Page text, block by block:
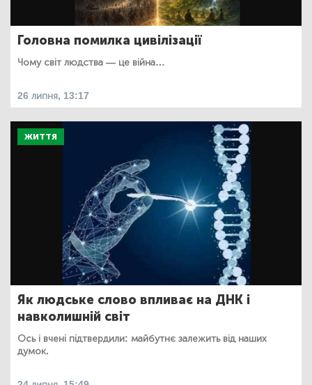
Головна помилка цивілізації
Чому світ людства — це війна…
26 липня, 13:17
ЖИТТЯ
Як людське слово впливає на ДНК і
навколишній світ
Ось і вчені підтвердили: майбутнє залежить від наших
думок.